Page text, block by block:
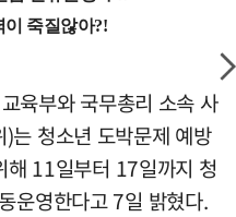
육부와 국무총리 소속 사
는 청소년 도박문제 예방
해 11일부터 17일까지 청
운영한다고 7일 밝혔다.